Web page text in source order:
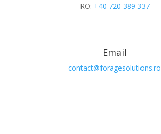
RO: +40 720 389 337
Email
contact@foragesolutions.ro